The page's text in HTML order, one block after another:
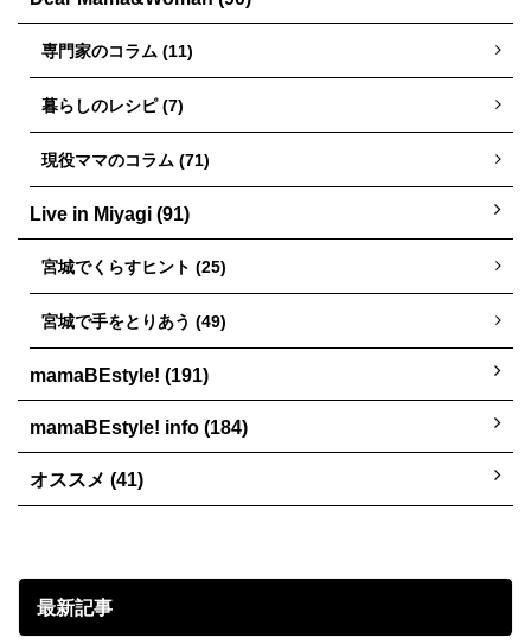
専門家のコラム (11)
暮らしのレシピ (7)
現役ママのコラム (71)
Live in Miyagi (91)
宮城でくらすヒント (25)
宮城で手をとりあう (49)
mamaBEstyle! (191)
mamaBEstyle! info (184)
オススメ (41)
最新記事